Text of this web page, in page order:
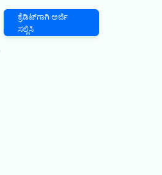
ಕ್ರೆಡಿಟ್‌ಗಾಗಿ ಅರ್ಜಿ
ಸಲ್ಲಿಸಿ